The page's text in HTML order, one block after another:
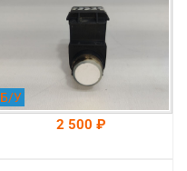
Б/У
2 500 ₽